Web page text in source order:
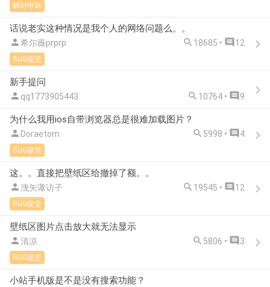
解封申诉
话说老实这种情况是我个人的网络问题么。。
希尔薇prprp  18685 •  12
BUG提交
新手提问
 qq1773905443  10764 •  9
为什么我用ios自带浏览器总是很难加载图片？
 Doraetom  5998 •  4
BUG提交
这。。直接把壁纸区给撤掉了额。。
洩矢诹访子  19545 •  12
BUG提交
壁纸区图片点击放大就无法显示
清凉  5806 •  3
BUG提交
小站手机版是不是没有搜索功能？